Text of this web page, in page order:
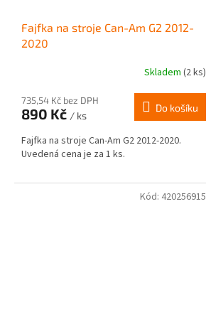
Fajfka na stroje Can-Am G2 2012-
2020
Skladem (2 ks)
735,54 Kč bez DPH
890 Kč / ks
Do košíku
Fajfka na stroje Can-Am G2 2012-2020.
Uvedená cena je za 1 ks.
Kód: 420256915